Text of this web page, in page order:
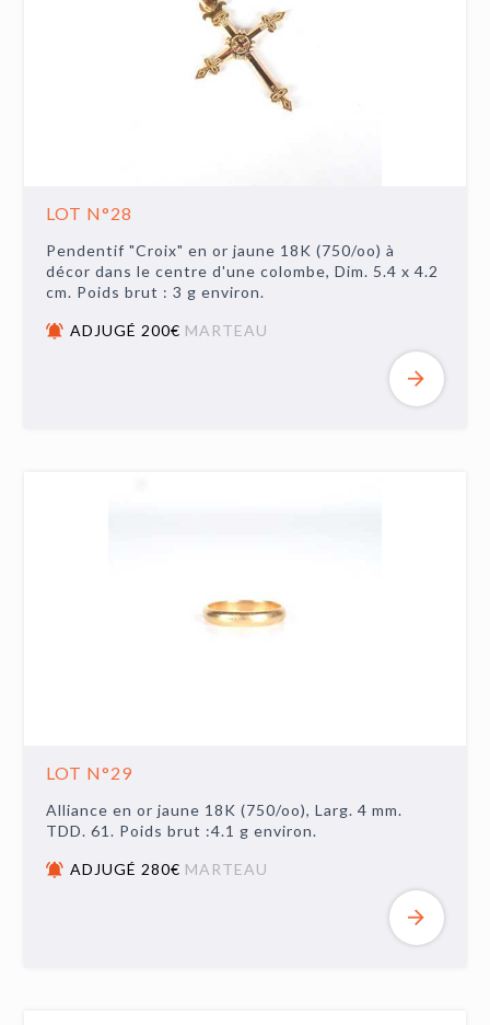
LOT N°28
Pendentif "Croix" en or jaune 18K (750/oo) à
décor dans le centre d'une colombe, Dim. 5.4 x 4.2
cm. Poids brut : 3 g environ.
ADJUGÉ 200€ MARTEAU
LOT N°29
Alliance en or jaune 18K (750/oo), Larg. 4 mm.
TDD. 61. Poids brut :4.1 g environ.
ADJUGÉ 280€ MARTEAU